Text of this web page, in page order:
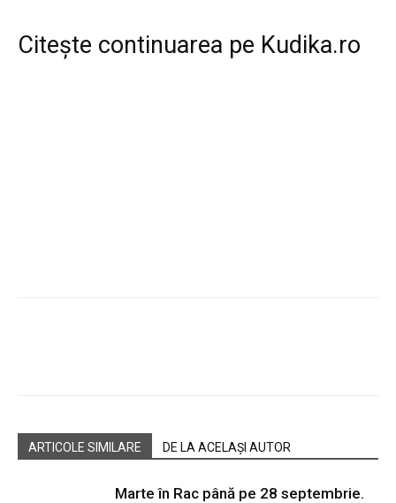
Citește continuarea pe Kudika.ro
ARTICOLE SIMILARE DE LA ACELAȘI AUTOR
Marte în Rac până pe 28 septembrie.